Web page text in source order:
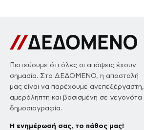
Πιστεύουμε ότι όλες οι απόψεις έχουν
σημασία. Στο ΔΕΔΟΜΕΝΟ, η αποστολή
μας είναι να παρέχουμε ανεπεξέργαστη,
αμερόληπτη και βασισμένη σε γεγονότα
δημοσιογραφία.
Η ενημέρωσή σας, το πάθος μας!